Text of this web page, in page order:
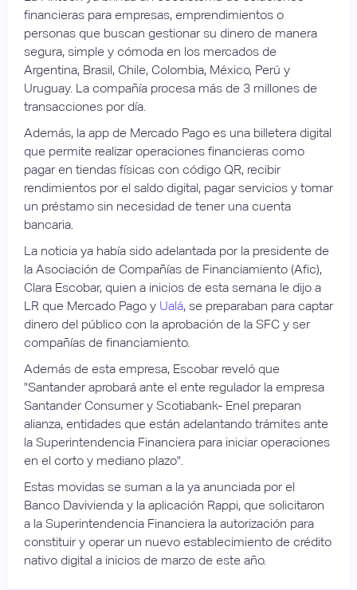
financieras para empresas, emprendimientos o
personas que buscan gestionar su dinero de manera
segura, simple y cómoda en los mercados de
Argentina, Brasil, Chile, Colombia, México, Perú y
Uruguay. La compañía procesa más de 3 millones de
transacciones por día.
Además, la app de Mercado Pago es una billetera digital
que permite realizar operaciones financieras como
pagar en tiendas físicas con código QR, recibir
rendimientos por el saldo digital, pagar servicios y tomar
un préstamo sin necesidad de tener una cuenta
bancaria.
La noticia ya había sido adelantada por la presidente de
la Asociación de Compañías de Financiamiento (Afic),
Clara Escobar, quien a inicios de esta semana le dijo a
LR que Mercado Pago y Ualá, se preparaban para captar
dinero del público con la aprobación de la SFC y ser
compañías de financiamiento.
Además de esta empresa, Escobar reveló que
"Santander aprobará ante el ente regulador la empresa
Santander Consumer y Scotiabank- Enel preparan
alianza, entidades que están adelantando trámites ante
la Superintendencia Financiera para iniciar operaciones
en el corto y mediano plazo".
Estas movidas se suman a la ya anunciada por el
Banco Davivienda y la aplicación Rappi, que solicitaron
a la Superintendencia Financiera la autorización para
constituir y operar un nuevo establecimiento de crédito
nativo digital a inicios de marzo de este año.